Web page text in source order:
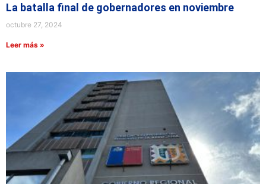
La batalla final de gobernadores en noviembre
octubre 27, 2024
Leer más »